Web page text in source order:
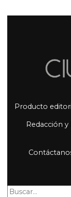
Producto
Redacción y